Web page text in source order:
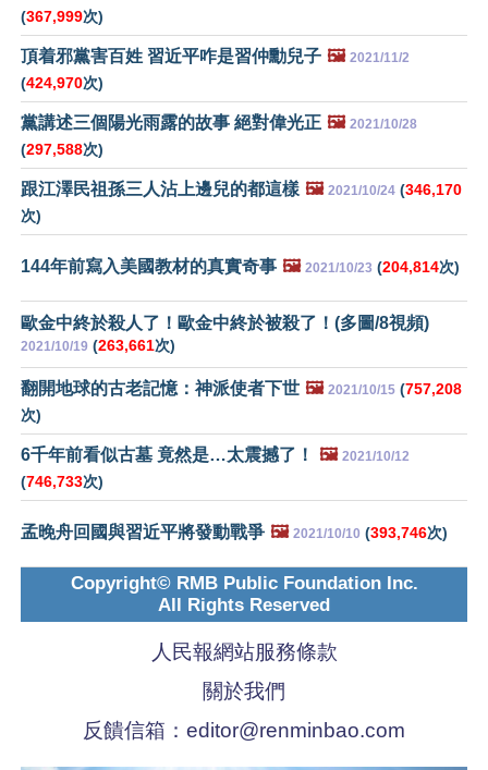
(367,999次)
頂着邪黨害百姓 習近平咋是習仲勳兒子 🖼️ 2021/11/2
(424,970次)
黨講述三個陽光雨露的故事 絕對偉光正 🖼️ 2021/10/28
(297,588次)
跟江澤民祖孫三人沾上邊兒的都這樣 🖼️ 2021/10/24 (346,170
次)
144年前寫入美國教材的真實奇事 🖼️ 2021/10/23 (204,814次)
歐金中終於殺人了！歐金中終於被殺了！(多圖/8視頻)
2021/10/19 (263,661次)
翻開地球的古老記憶：神派使者下世 🖼️ 2021/10/15 (757,208
次)
6千年前看似古墓 竟然是…太震撼了！ 🖼️ 2021/10/12
(746,733次)
孟晚舟回國與習近平將發動戰爭 🖼️ 2021/10/10 (393,746次)
Copyright© RMB Public Foundation Inc.
All Rights Reserved
人民報網站服務條款
關於我們
反饋信箱： editor@renminbao.com